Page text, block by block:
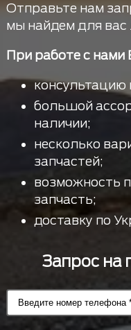
Отправьте нам
мы найдем для
При работе с нами
консультацию
большой
наличии;
несколько
запчастей;
возможность
запчасть;
доставку по
Запрос на